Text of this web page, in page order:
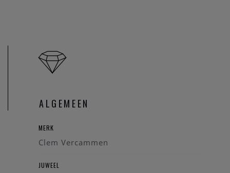
ALGEMEEN
MERK
Clem Vercammen
JUWEEL